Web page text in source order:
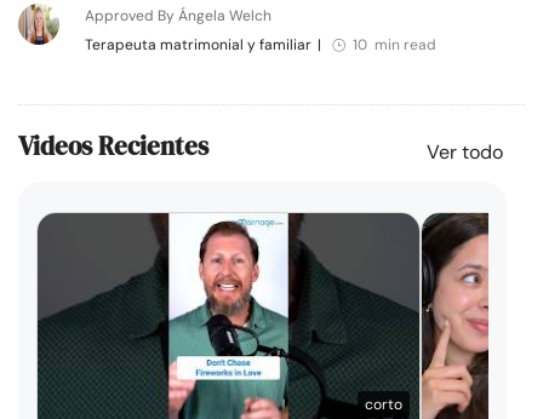
Approved By Ángela Welch
Terapeuta matrimonial y familiar | 10 min read
Videos Recientes Ver todo
corto